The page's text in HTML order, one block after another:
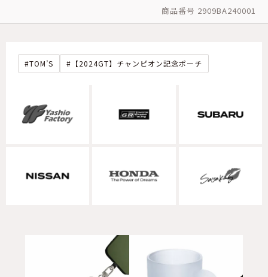
商品番号 2909BA240001
TOM’S 【2024GT】チャンピオン記念ポーチ